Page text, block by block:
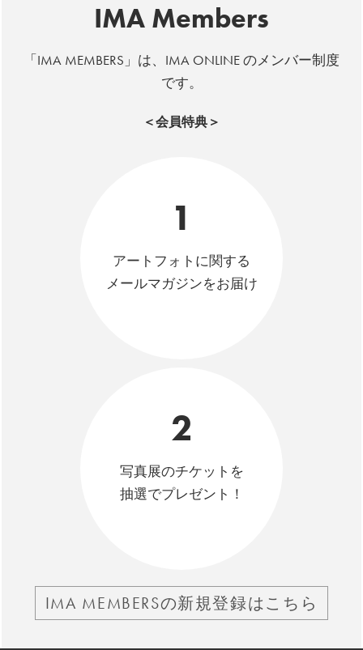
IMA Members
「IMA MEMBERS」は、IMA ONLINE のメンバー制度
です。
＜会員特典＞
1
アートフォトに関する
メールマガジンをお届け
2
写真展のチケットを
抽選でプレゼント！
IMA MEMBERSの新規登録はこちら